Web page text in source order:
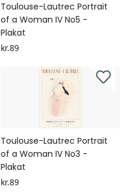
Toulouse-Lautrec Portrait
of a Woman IV No5 -
Plakat
kr.89
Toulouse-Lautrec Portrait
of a Woman IV No3 -
Plakat
kr.89